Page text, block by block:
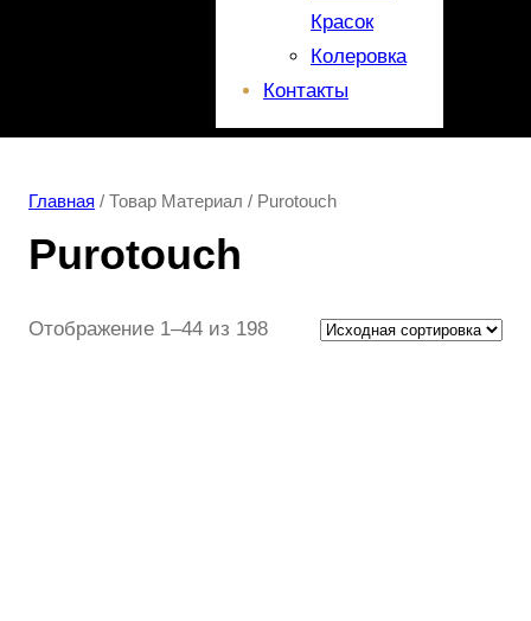
Красок
Колеровка
Контакты
Главная / Товар Материал / Purotouch
Purotouch
Отображение 1–44 из 198